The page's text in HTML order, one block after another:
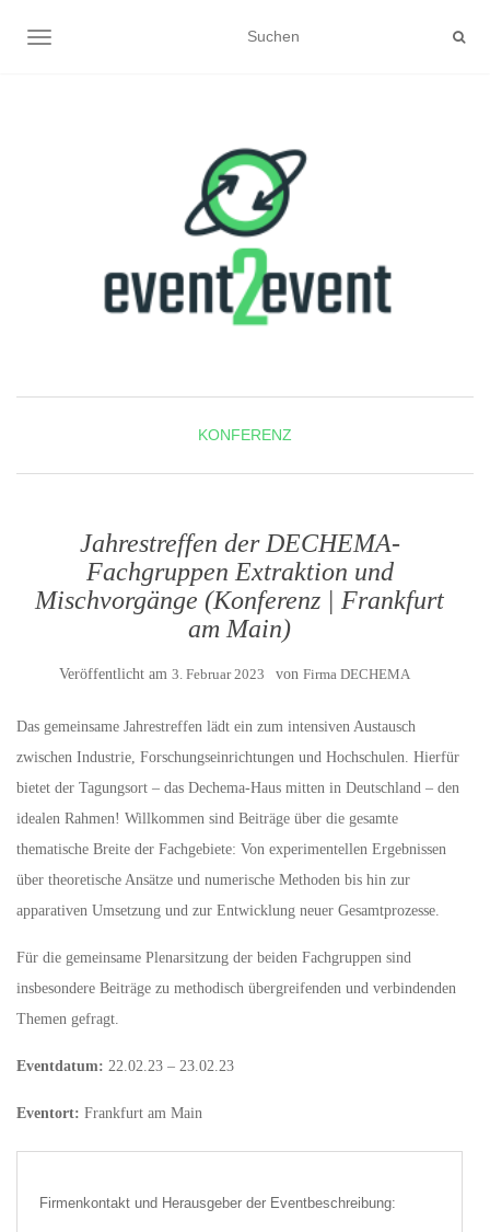
NAVIGATION UMSCHALTEN
KONFERENZ
Jahrestreffen der DECHEMA-
Fachgruppen Extraktion und
Mischvorgänge (Konferenz | Frankfurt
am Main)
Veröffentlicht am 3. Februar 2023 von Firma DECHEMA
Das gemeinsame Jahrestreffen lädt ein zum intensiven Austausch
zwischen Industrie, Forschungseinrichtungen und Hochschulen. Hierfür
bietet der Tagungsort – das Dechema-Haus mitten in Deutschland – den
idealen Rahmen! Willkommen sind Beiträge über die gesamte
thematische Breite der Fachgebiete: Von experimentellen Ergebnissen
über theoretische Ansätze und numerische Methoden bis hin zur
apparativen Umsetzung und zur Entwicklung neuer Gesamtprozesse.
Für die gemeinsame Plenarsitzung der beiden Fachgruppen sind
insbesondere Beiträge zu methodisch übergreifenden und verbindenden
Themen gefragt.
Eventdatum: 22.02.23 – 23.02.23
Eventort: Frankfurt am Main
Firmenkontakt und Herausgeber der Eventbeschreibung: